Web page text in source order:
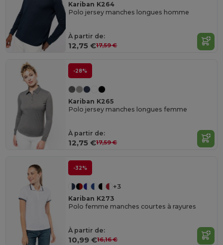
Kariban K264
Polo jersey manches longues homme
À partir de:
12,75 €17,59 €
-28%
Kariban K265
Polo jersey manches longues femme
À partir de:
12,75 €17,59 €
-32%
+3
Kariban K273
Polo femme manches courtes à rayures
À partir de:
10,99 €16,16 €